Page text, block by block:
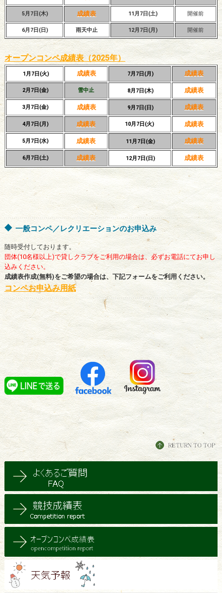
5月7日(木) 成績表 11月7日(土) 開催前
6月7日(日) 雨天中止 12月7日(月) 開催前
オープンコンペ成績表（2025年）
1月7日(火) 成績表 7月7日(月) 成績表
2月7日(金) 雪中止 8月7日(木) 成績表
3月7日(金) 成績表 9月7日(日) 成績表
4月7日(月) 成績表 10月7日(火) 成績表
5月7日(水) 成績表 11月7日(金) 成績表
6月7日(土) 成績表 12月7日(日) 成績表
一般コンペ／レクリエーションのお申込み
随時受付しております。
団体(10名様以上)で貸しクラブをご利用の場合は、必ずお電話にてお申し
込みください。
成績表作成(無料)をご希望の場合は、下記フォームをご利用ください。
コンペお申込み用紙